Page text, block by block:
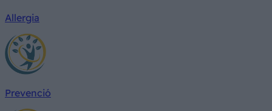
Allergia
Prevenció